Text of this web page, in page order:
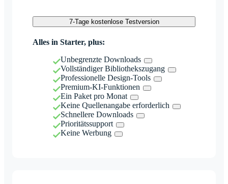
7-Tage kostenlose Testversion
Alles in Starter, plus:
Unbegrenzte Downloads
Vollständiger Bibliothekszugang
Professionelle Design-Tools
Premium-KI-Funktionen
Ein Paket pro Monat
Keine Quellenangabe erforderlich
Schnellere Downloads
Prioritätssupport
Keine Werbung